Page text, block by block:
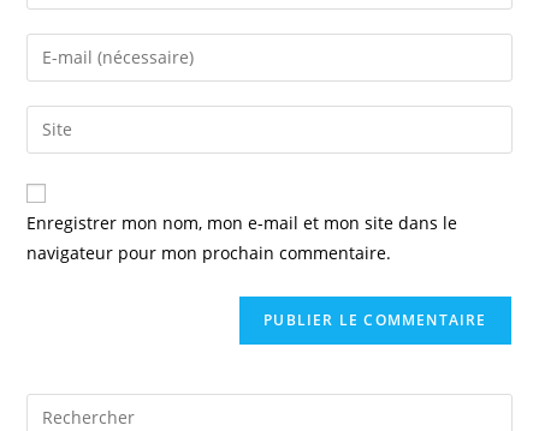
Enregistrer mon nom, mon e-mail et mon site dans le
navigateur pour mon prochain commentaire.